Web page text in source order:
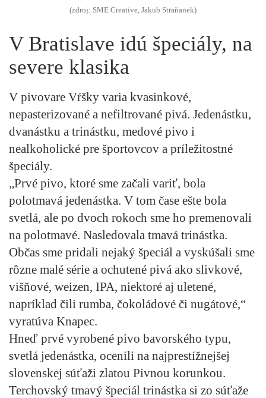
(zdroj: SME Creative, Jakub Straňanek)
V Bratislave idú špeciály, na
severe klasika
V pivovare Vŕšky varia kvasinkové,
nepasterizované a nefiltrované pivá. Jedenástku,
dvanástku a trinástku, medové pivo i
nealkoholické pre športovcov a príležitostné
špeciály.
„Prvé pivo, ktoré sme začali variť, bola
polotmavá jedenástka. V tom čase ešte bola
svetlá, ale po dvoch rokoch sme ho premenovali
na polotmavé. Nasledovala tmavá trinástka.
Občas sme pridali nejaký špeciál a vyskúšali sme
rôzne malé série a ochutené pivá ako slivkové,
višňové, weizen, IPA, niektoré aj uletené,
napríklad čili rumba, čokoládové či nugátové,“
vyratúva Knapec.
Hneď prvé vyrobené pivo bavorského typu,
svetlá jedenástka, ocenili na najprestížnejšej
slovenskej súťaži zlatou Pivnou korunkou.
Terchovský tmavý špeciál trinástka si zo súťaže